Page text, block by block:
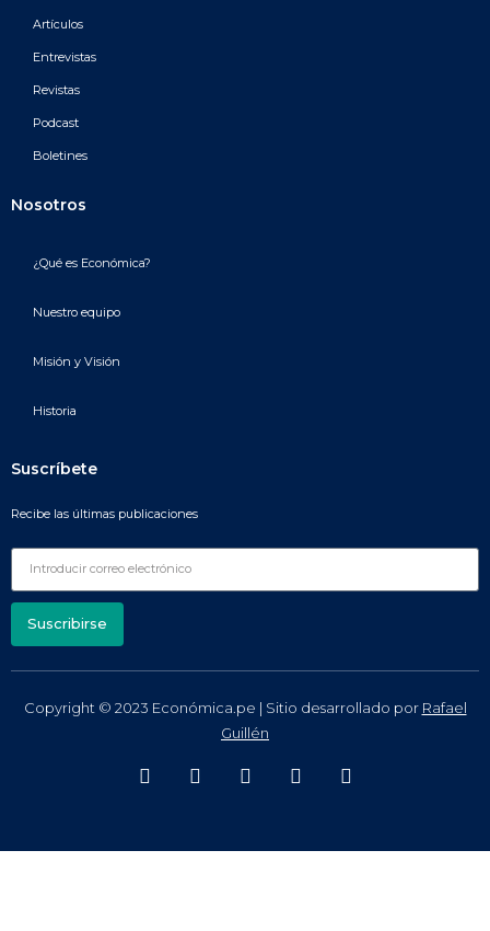
Artículos
Entrevistas
Revistas
Podcast
Boletines
Nosotros
¿Qué es Económica?
Nuestro equipo
Misión y Visión
Historia
Suscríbete
Recibe las últimas publicaciones
Suscribirse
Copyright © 2023 Económica.pe | Sitio desarrollado por Rafael
Guillén